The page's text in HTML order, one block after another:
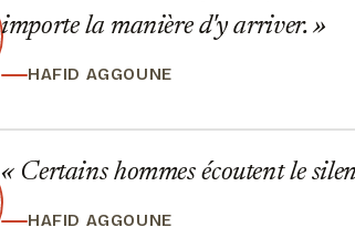
importe la manière d'y arriver.
HAFID AGGOUNE
Certains hommes écoutent le
HAFID AGGOUNE